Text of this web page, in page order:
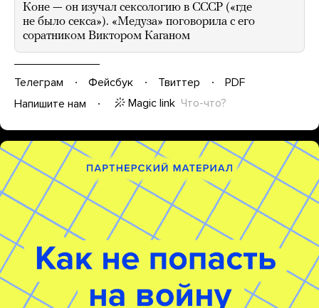
Коне — он изучал сексологию в СССР («где
не было секса»). «Медуза» поговорила с его
соратником Виктором Каганом
Телеграм Фейсбук Твиттер
PDF
Напишите нам
Magic link Что-что?